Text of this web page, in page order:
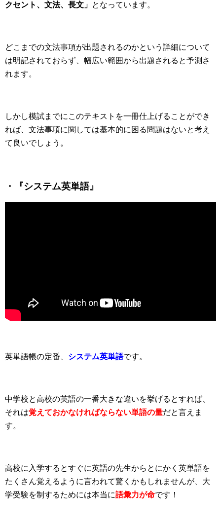
クセント、文法、長文」 となっています。
どこまでの文法事項が出題されるのかという詳細について
は明記されておらず、幅広い範囲から出題されると予測さ
れます。
しかし模試までにこのテキストを一冊仕上げることができ
れば、文法事項に関しては基本的に困る問題はないと考え
て良いでしょう。
・『システム英単語』
英単語帳の定番、 システム英単語です。
中学校と高校の英語の一番大きな違いを挙げるとすれば、
それは覚えておかなければならない単語の量だと言えま
す。
高校に入学するとすぐに英語の先生からとにかく英単語を
たくさん覚えるように言われて驚くかもしれませんが、大
学受験を制するためには本当に語彙力が命です！